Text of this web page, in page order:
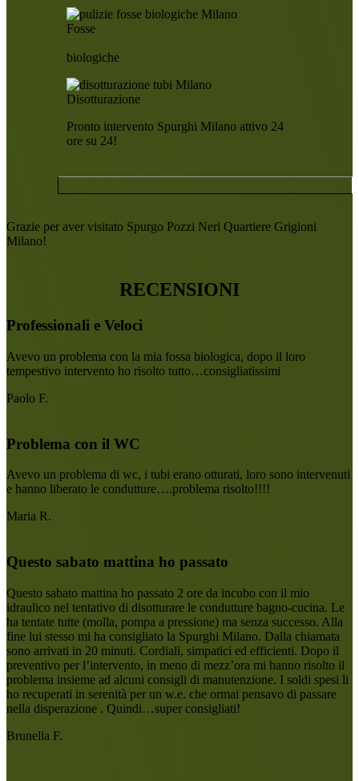
Fosse
biologiche
Disotturazione
Pronto intervento Spurghi Milano attivo 24
ore su 24!
Grazie per aver visitato Spurgo Pozzi Neri Quartiere Grigioni
Milano!
RECENSIONI
Professionali e Veloci
Avevo un problema con la mia fossa biologica, dopo il loro
tempestivo intervento ho risolto tutto…consigliatissimi
Paolo F.
Problema con il WC
Avevo un problema di wc, i tubi erano otturati, loro sono intervenuti
e hanno liberato le condutture….problema risolto!!!!
Maria R.
Questo sabato mattina ho passato
Questo sabato mattina ho passato 2 ore da incubo con il mio
idraulico nel tentativo di disotturare le condutture bagno-cucina. Le
ha tentate tutte (molla, pompa a pressione) ma senza successo. Alla
fine lui stesso mi ha consigliato la Spurghi Milano. Dalla chiamata
sono arrivati in 20 minuti. Cordiali, simpatici ed efficienti. Dopo il
preventivo per l’intervento, in meno di mezz’ora mi hanno risolto il
problema insieme ad alcuni consigli di manutenzione. I soldi spesi li
ho recuperati in serenità per un w.e. che ormai pensavo di passare
nella disperazione . Quindi…super consigliati!
Brunella F.